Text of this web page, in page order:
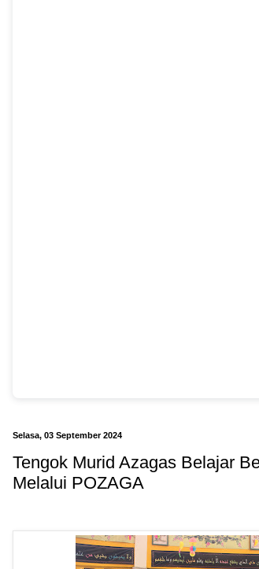
Selasa, 03 September 2024
Tengok Murid Azagas Belajar
Melalui POZAGA